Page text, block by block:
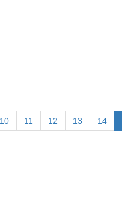
10 11 12 13 14